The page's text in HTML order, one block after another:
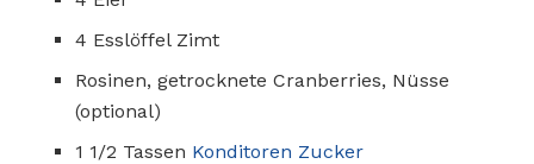
4 Esslöffel Zimt
Rosinen, getrocknete Cranberries, Nüsse
(optional)
1 1/2 Tassen Konditoren Zucker